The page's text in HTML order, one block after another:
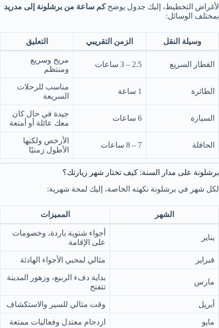
لأغراض التخطيط، إليك جدول يوضحكم ساعة من برشلونة إلى مدريد
بمختلف الوسائل:
وسيلة النقل الزمن التقريبي التعليق
القطار السريع 2.5 – 3 ساعات
مريح وسريع
ومنتظم
الطائرة 1 ساعة
مناسب للرحلات
السريعة
السيارة 6 ساعات
جيدة في حال كان
معك عائلة أو أمتعة
الحافلة 7 – 8 ساعات
الأرخص ولكنها
الأطول زمنيًا
برشلونة على مدار السنة: كيف تختار شهر زيارتك؟
لكل شهر في برشلونة نكهته الخاصة، إليك لمحة شهرية:
الشهر المميزات
يناير
أجواء شتوية باردة، وخصومات
على الإقامة
فبراير مثالي لمحبي الأجواء الهادئة
مارس
بداية دفء الربيع، وزهور المدينة
تتفتح
أبريل وقت مثالي للسير والاستكشاف
مايو ازدحام معتدل وفعاليات ممتعة